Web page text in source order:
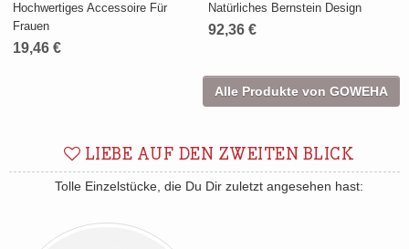
Hochwertiges Accessoire Für
Frauen
19,46 €
Natürliches Bernstein Design
92,36 €
Alle Produkte von GOWEHA
LIEBE AUF DEN ZWEITEN BLICK
Tolle Einzelstücke, die Du Dir zuletzt angesehen hast: